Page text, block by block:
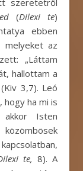
(Dilexi te)
ebben
az
„Láttam
hallottam a
3,7). Leó
hogy ha mi is
akkor Isten
te, 8). A